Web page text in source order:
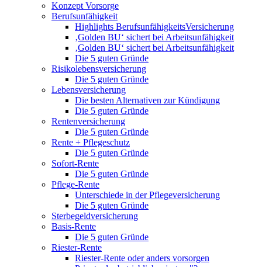
Konzept Vorsorge
Berufsunfähigkeit
Highlights BerufsunfähigkeitsVersicherung
‚Golden BU‘ sichert bei Arbeitsunfähigkeit
‚Golden BU‘ sichert bei Arbeitsunfähigkeit
Die 5 guten Gründe
Risikolebensversicherung
Die 5 guten Gründe
Lebensversicherung
Die besten Alternativen zur Kündigung
Die 5 guten Gründe
Rentenversicherung
Die 5 guten Gründe
Rente + Pflegeschutz
Die 5 guten Gründe
Sofort-Rente
Die 5 guten Gründe
Pflege-Rente
Unterschiede in der Pflegeversicherung
Die 5 guten Gründe
Sterbegeldversicherung
Basis-Rente
Die 5 guten Gründe
Riester-Rente
Riester-Rente oder anders vorsorgen